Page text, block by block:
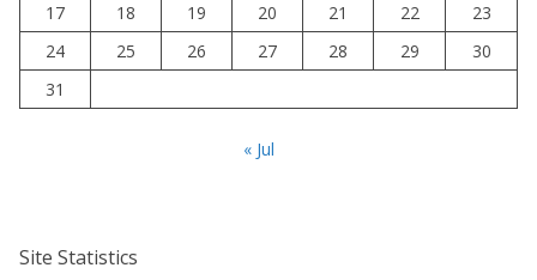
17
18 19 20 21 22
23
24
25 26 27 28 29
30
31
« Jul
Site Statistics